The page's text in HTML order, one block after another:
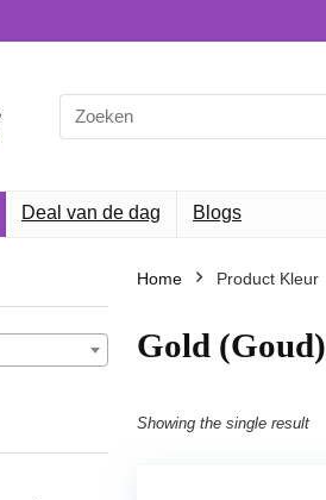
Search
for:
Deal van de dag Blogs
Home Product Kleur
Gold (Goud)
Showing the single result